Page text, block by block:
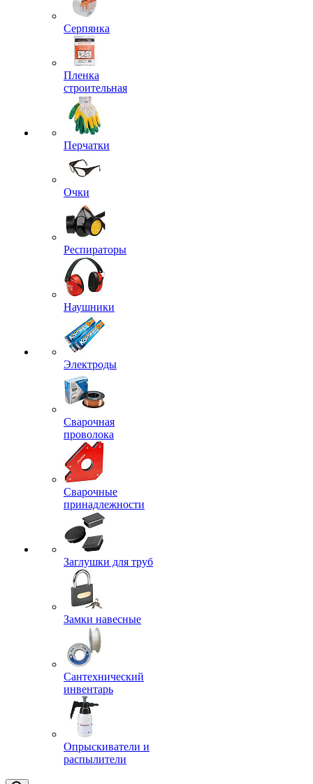
Серпянка
Пленка
строительная
Перчатки
Очки
Респираторы
Наушники
Электроды
Сварочная
проволока
Сварочные
принадлежности
Заглушки для труб
Замки навесные
Сантехнический
инвентарь
Опрыскиватели и
распылители